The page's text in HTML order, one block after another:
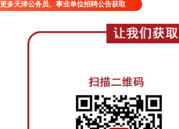
更多天津公务员、事业单位招聘公告获取